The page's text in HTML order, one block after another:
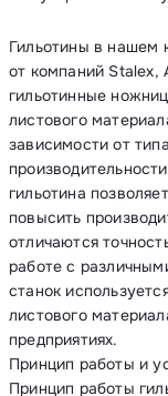
Гильотины в нашем
от компаний Stalex,
гильотинные
листового
зависимости от
гильотина
повысить
отличаются
работе с
станок
листового
предприятиях.
Принцип работы и
Принцип работы